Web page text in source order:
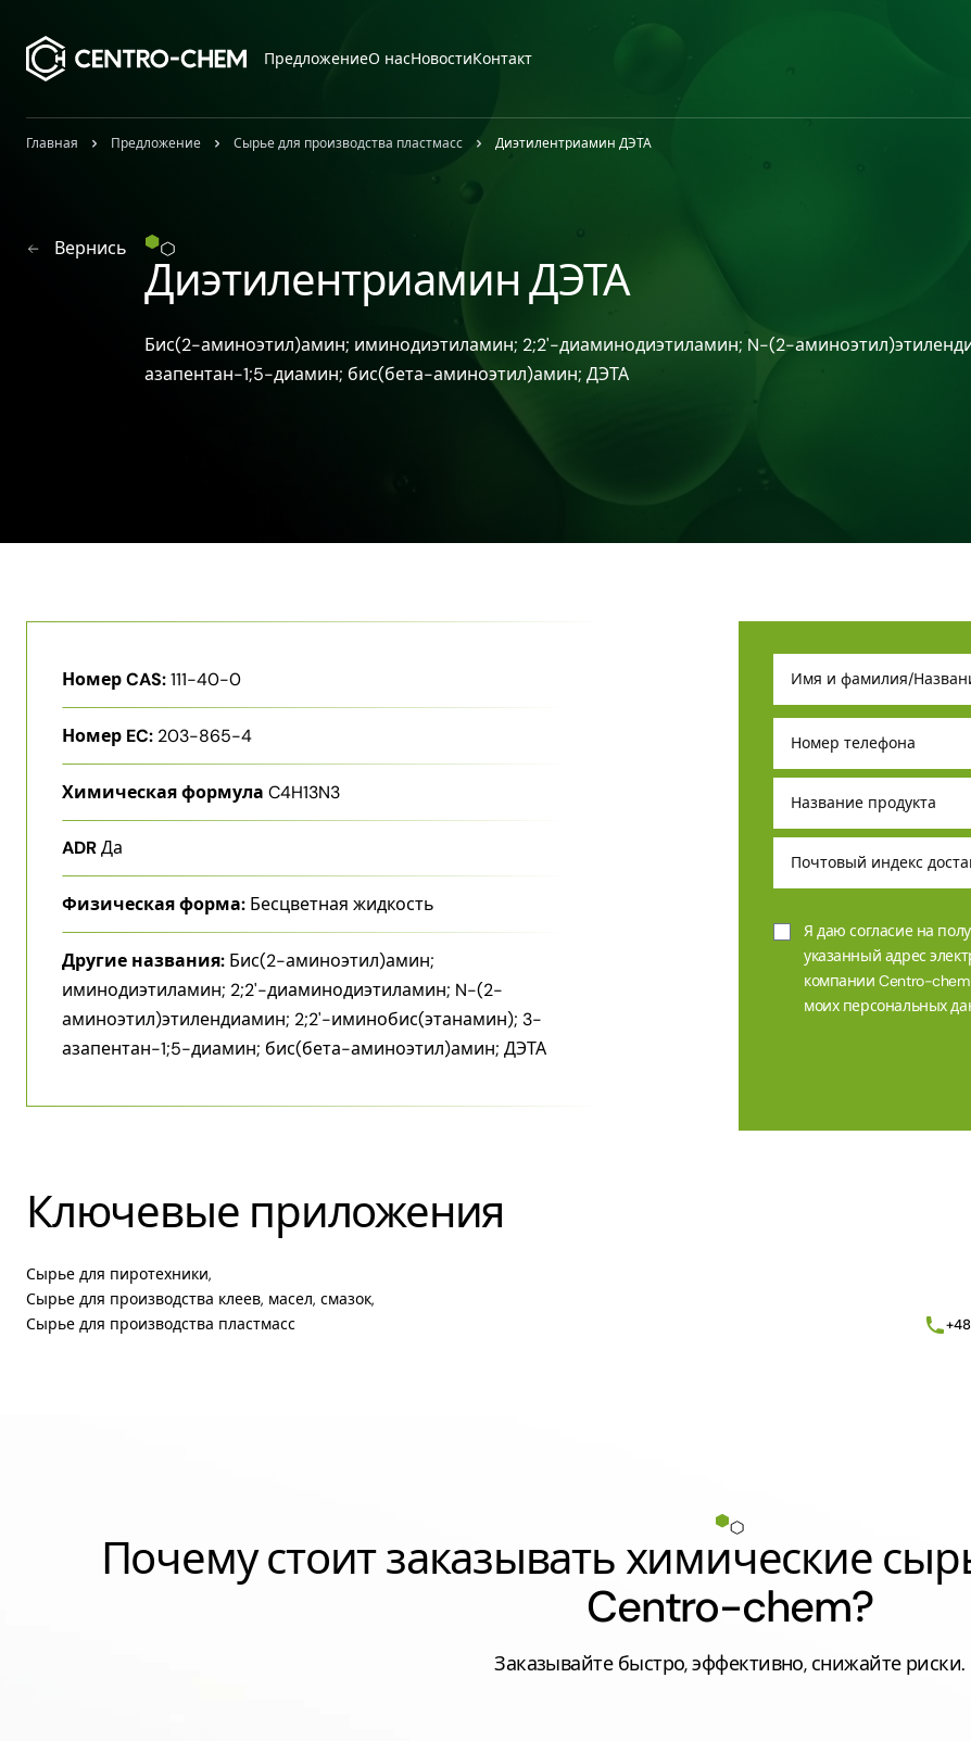
ПредложениеО насНовостиКонтакт
Главная Предложение Сырье для производства пластмасс Диэтилентриамин ДЭТА
Вернись
Диэтилентриамин ДЭТА
Бис(2-аминоэтил)амин; иминодиэтиламин; 2;2'-диаминодиэтиламин; N-(2-
азапентан-1;5-диамин; бис(бета-аминоэтил)амин; ДЭТА
Номер CAS:111-40-0
Номер EC: 203-865-4
Химическая формула C4H13N3
ADRДа
Физическая форма: Бесцветная жидкость
Другие названия: Бис(2-аминоэтил)амин;
иминодиэтиламин; 2;2'-диаминодиэтиламин; N-(2-
аминоэтил)этилендиамин; 2;2'-иминобис(этанамин); 3-
азапентан-1;5-диамин; бис(бета-аминоэтил)амин; ДЭТА
Ключевые приложения
Сырье для пиротехники,
Сырье для производства клеев, масел, смазок,
Сырье для производства пластмасс
Я даю согласие на
указанный адрес
компании Centro-chem
моих персональных
Почему стоит заказывать химические
Centro-chem?
Заказывайте быстро, эффективно, снижайте риски.